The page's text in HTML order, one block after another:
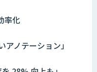
率化
ノテーション」